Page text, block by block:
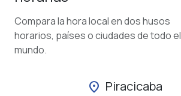
Compara la hora local en dos husos
horarios, países o ciudades de todo el
mundo.
location_on Piracicaba